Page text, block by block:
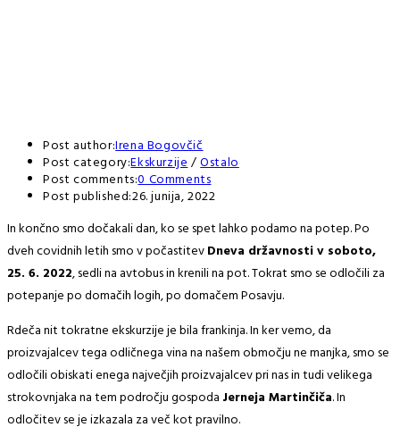
Post author:Irena Bogovčič
Post category:Ekskurzije/Ostalo
Post comments:0 Comments
Post published:26. junija, 2022
In končno smo dočakali dan, ko se spet lahko podamo na potep. Po
dveh covidnih letih smo v počastitevDneva državnosti v soboto,
25. 6. 2022, sedli na avtobus in krenili na pot. Tokrat smo se odločili za
potepanje po domačih logih, po domačem Posavju.
Rdeča nit tokratne ekskurzije je bila frankinja. In ker vemo, da
proizvajalcev tega odličnega vina na našem območju ne manjka, smo se
odločili obiskati enega največjih proizvajalcev pri nas in tudi velikega
strokovnjaka na tem področju gospoda Jerneja Martinčiča. In
odločitev se je izkazala za več kot pravilno.